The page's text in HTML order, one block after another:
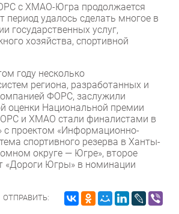
с ХМАО-Югра продолжается
период удалось сделать многое в
государственных услуг,
хозяйства, спортивной
году несколько
региона, разработанных и
ФОРС, заслужили
оценки Национальной премии
и ХМАО стали финалистами в
с проектом «Информационно-
спортивного резерва в Ханты-
округе — Югре», второе
«Дороги Югры» в номинации
ОТПРАВИТЬ: